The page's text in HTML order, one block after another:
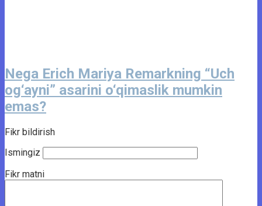
Nega Erich Mariya Remarkning “Uch
og‘ayni” asarini o‘qimaslik mumkin
emas?
Fikr bildirish
Ismingiz
Fikr matni